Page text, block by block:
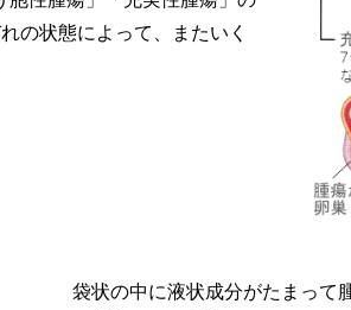
の状態によって、またいく
袋状の中に液状成分がたまって